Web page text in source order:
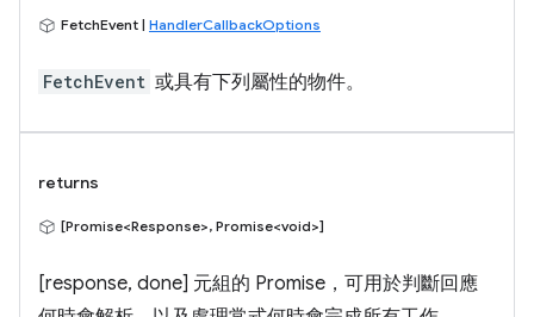
FetchEvent | HandlerCallbackOptions
FetchEvent 或具有下列屬性的物件。
returns
[Promise<Response>, Promise<void>]
[response, done] 元組的 Promise，可用於判斷回應